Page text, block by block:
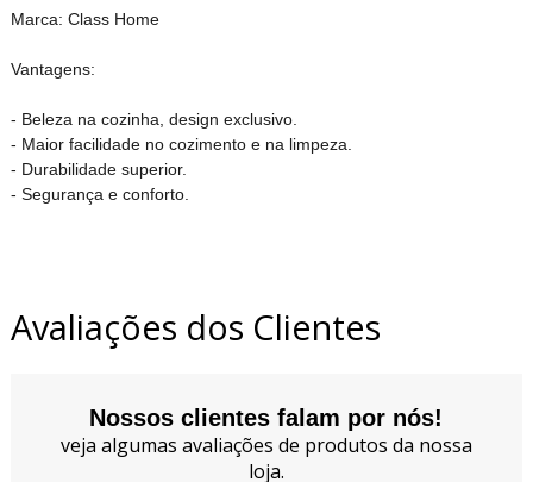
Marca: Class Home
Vantagens:
- Beleza na cozinha, design exclusivo.
- Maior facilidade no cozimento e na limpeza.
- Durabilidade superior.
- Segurança e conforto.
Avaliações dos Clientes
Nossos clientes falam por nós!
veja algumas avaliações de produtos da nossa
loja.